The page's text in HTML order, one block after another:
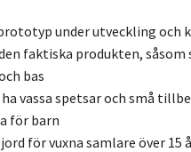
under utveckling och
faktiska produkten, såsom
bas
vassa spetsar och små
för barn
för vuxna samlare över 15